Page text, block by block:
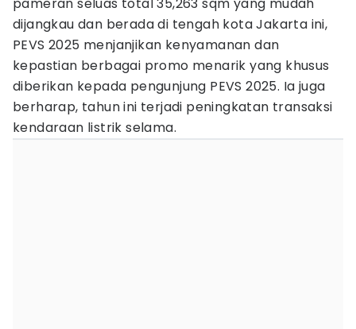
dijangkau dan berada di tengah kota Jakarta ini,
PEVS 2025 menjanjikan kenyamanan dan
kepastian berbagai promo menarik yang khusus
diberikan kepada pengunjung PEVS 2025. Ia juga
berharap, tahun ini terjadi peningkatan transaksi
kendaraan listrik selama.